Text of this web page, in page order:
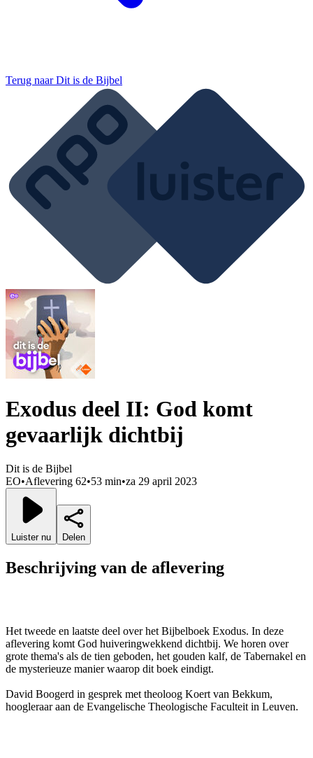
Terug naarDit is de Bijbel
Exodus deel II: God komt
gevaarlijk dichtbij
Dit is de Bijbel
EO•Aflevering 62•53 min•za 29 april 2023
Luister nu Delen
Beschrijving van de aflevering
Het tweede en laatste deel over het Bijbelboek Exodus. In deze
aflevering komt God huiveringwekkend dichtbij. We horen over
grote thema's als de tien geboden, het gouden kalf, de Tabernakel en
de mysterieuze manier waarop dit boek eindigt.
David Boogerd in gesprek met theoloog Koert van Bekkum,
hoogleraar aan de Evangelische Theologische Faculteit in Leuven.